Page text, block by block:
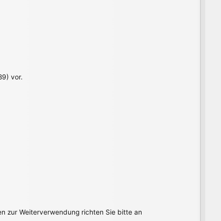
vor.
zur Weiterverwendung richten Sie bitte an